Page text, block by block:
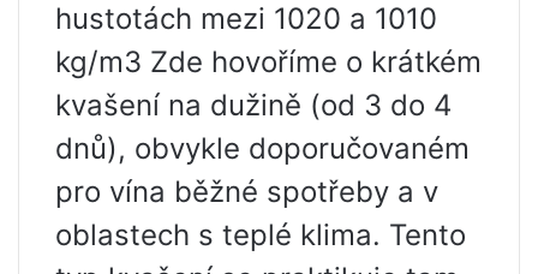
hustotách mezi 1020 a 1010
kg/m3 Zde hovoříme o krátkém
kvašení na dužině (od 3 do 4
dnů), obvykle doporučovaném
pro vína běžné spotřeby a v
oblastech s teplé klima. Tento